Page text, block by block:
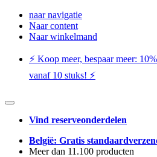
naar navigatie
Naar content
Naar winkelmand
⚡️ Koop meer, bespaar meer:
vanaf 10 stuks! ⚡️
Vind reserveonderdelen
België: Gratis
Meer dan 11.100 producten